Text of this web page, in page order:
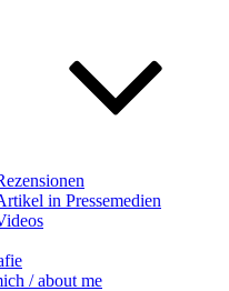
in Pressemedien
/ about me